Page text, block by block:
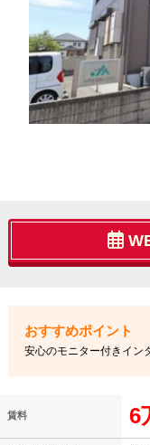
安心のモニター付きイン
賃料 6